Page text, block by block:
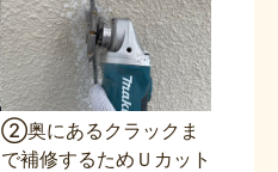
②奥にあるクラックま
で補修するためＵカット